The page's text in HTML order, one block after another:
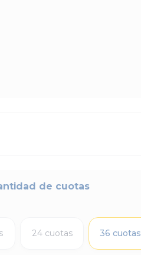
de cuotas
24 cuotas 36 cuotas